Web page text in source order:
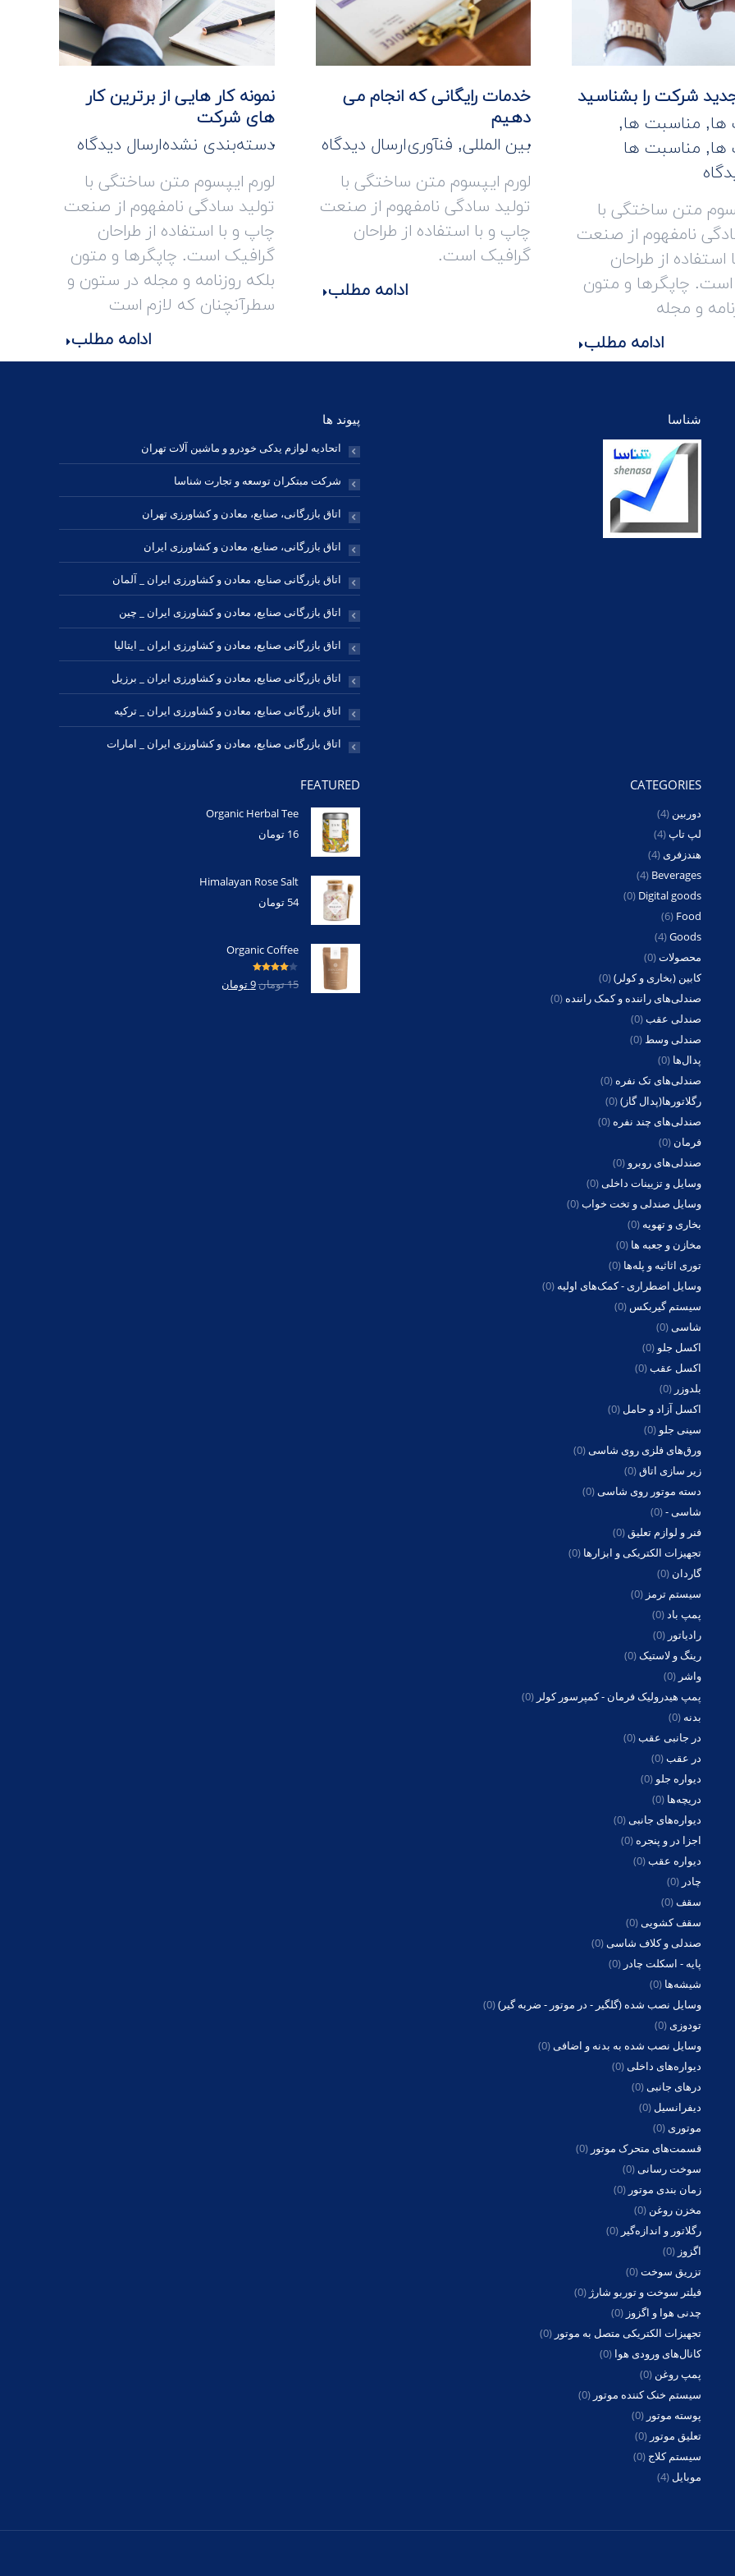
شرکت را بشناسید
ها, مناسبت ها,
ها, مناسبت ها
متن ساختگی با
نامفهوم از صنعت
از طراحان
چاپگرها و متون
و مجله
ادامه مطلب
خدمات رایگانی که انجام می
دهیم
بین المللی, فنآوریارسال دیدگاه
لورم ایپسوم متن ساختگی با
تولید سادگی نامفهوم از صنعت
چاپ و با استفاده از طراحان
گرافیک است.
ادامه مطلب
نمونه کار هایی از برترین کار
های شرکت
دسته‌بندی نشدهارسال دیدگاه
لورم ایپسوم متن ساختگی با
تولید سادگی نامفهوم از صنعت
چاپ و با استفاده از طراحان
گرافیک است. چاپگرها و متون
بلکه روزنامه و مجله در ستون و
سطرآنچنان که لازم است
ادامه مطلب
شناسا پیوند ها
اتحادیه لوازم یدکی خودرو و ماشین آلات تهران
شرکت مبتکران توسعه و تجارت شناسا
اتاق بازرگانی، صنایع، معادن و کشاورزی تهران
اتاق بازرگانی، صنایع، معادن و کشاورزی ایران
اتاق بازرگانی صنایع، معادن و کشاورزی ایران _ آلمان
اتاق بازرگانی صنایع، معادن و کشاورزی ایران _ چین
اتاق بازرگانی صنایع، معادن و کشاورزی ایران _ ایتالیا
اتاق بازرگانی صنایع، معادن و کشاورزی ایران _ برزیل
اتاق بازرگانی صنایع، معادن و کشاورزی ایران _ ترکیه
اتاق بازرگانی صنایع، معادن و کشاورزی ایران _ امارات
CATEGORIES
دوربین (4)
لپ تاپ(4)
هندزفری (4)
Beverages
(4)
Digital goods
(0)
Food
(6)
Goods
(4)
محصولات(0)
کابین (بخاری و کولر)(0)
صندلی‌های راننده و کمک راننده (0)
صندلی عقب(0)
صندلی وسط (0)
پدال‌ها (0)
صندلی‌های تک نفره (0)
رگلاتورها(پدال گاز)(0)
صندلی‌های چند نفره (0)
فرمان (0)
صندلی‌های روبرو (0)
وسایل و تزیینات داخلی (0)
وسایل صندلی و تخت خواب(0)
بخاری و تهویه (0)
مخازن و جعبه ها (0)
توری اثاثیه و پله‌ها (0)
وسایل اضطراری - کمک‌های اولیه (0)
سیستم گیربکس (0)
شاسی (0)
اکسل جلو (0)
اکسل عقب(0)
بلدوزر (0)
اکسل آزاد و حامل (0)
سینی جلو (0)
ورق‌های فلزی روی شاسی (0)
زیر سازی اتاق(0)
دسته موتور روی شاسی (0)
شاسی -(0)
فنر و لوازم تعلیق (0)
تجهیزات الکتریکی و ابزارها (0)
گاردان (0)
سیستم ترمز (0)
پمپ باد (0)
رادیاتور (0)
رینگ و لاستیک(0)
واشر (0)
پمپ هیدرولیک فرمان - کمپرسور کولر (0)
بدنه (0)
در جانبی عقب(0)
در عقب(0)
دیواره جلو (0)
دریچه‌ها (0)
دیواره‌های جانبی (0)
اجزا در و پنجره (0)
دیواره عقب(0)
چادر (0)
سقف(0)
سقف کشویی (0)
صندلی و کلاف شاسی (0)
پایه - اسکلت چادر (0)
شیشه‌ها (0)
وسایل نصب شده (گلگیر - در موتور - ضربه گیر)(0)
تودوزی (0)
وسایل نصب شده به بدنه و اضافی (0)
دیواره‌های داخلی (0)
درهای جانبی (0)
دیفرانسیل (0)
موتوری (0)
قسمت‌های متحرک موتور (0)
سوخت رسانی (0)
زمان بندی موتور (0)
مخزن روغن (0)
رگلاتور و اندازه‌گیر (0)
اگزوز (0)
تزریق سوخت(0)
فیلتر سوخت و توربو شارژ (0)
چدنی هوا و اگزوز (0)
تجهیزات الکتریکی متصل به موتور (0)
کانال‌های ورودی هوا (0)
پمپ روغن (0)
سیستم خنک کننده موتور (0)
پوسته موتور (0)
تعلیق موتور (0)
سیستم کلاج (0)
موبایل (4)
FEATURED
Organic Herbal Tee
16 تومان
Himalayan Rose Salt
54 تومان
Organic Coffee
امتیاز4.00
از 5 15تومان9تومان